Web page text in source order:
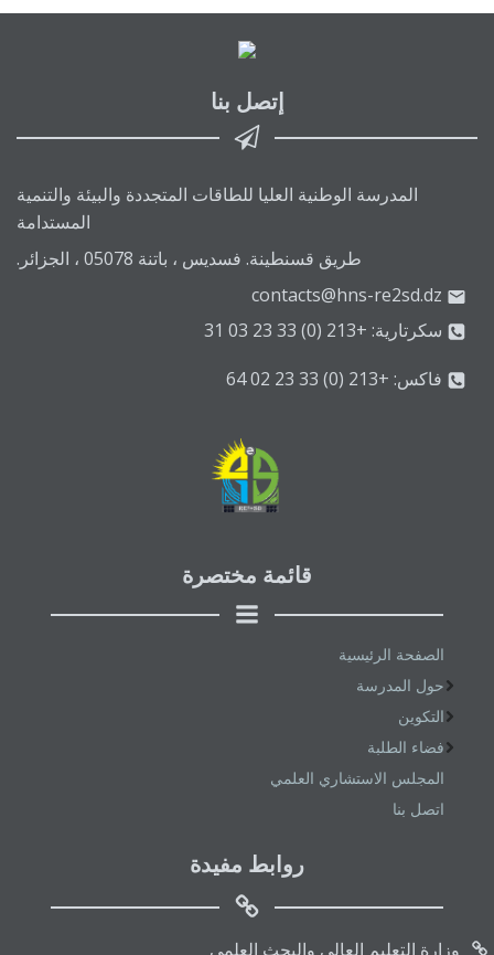
إتصل بنا
المدرسة الوطنية العليا للطاقات المتجددة والبيئة والتنمية
المستدامة
طريق قسنطينة. فسديس ، باتنة 05078 ، الجزائر.
contacts@hns-re2sd.dz
سكرتارية: +213 (0) 33 23 03 31
فاكس: +213 (0) 33 23 02 64
قائمة مختصرة
الصفحة الرئيسية
حول المدرسة
التكوين
فضاء الطلبة
المجلس الاستشاري العلمي
اتصل بنا
روابط مفيدة
وزارة التعليم العالي والبحث العلمي